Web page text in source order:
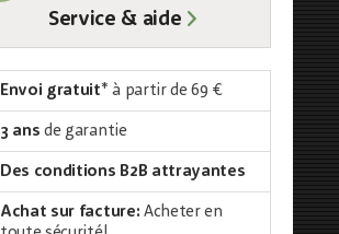
Service & aide
Envoi gratuit* à partir de 69 €
3 ans de garantie
Des conditions B2B attrayantes
Achat sur facture: Acheter en